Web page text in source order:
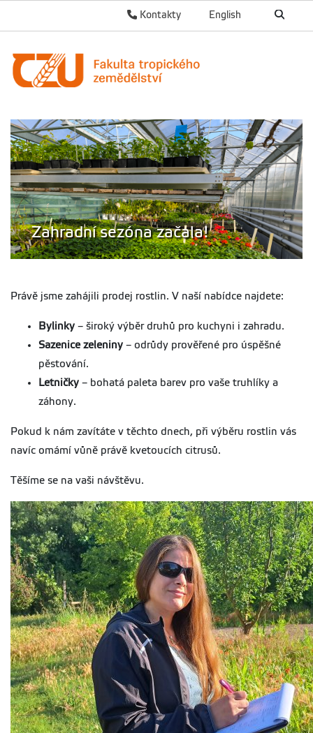
English
Kontakty
Zahradní sezóna začala!
Právě jsme zahájili prodej rostlin. V naší nabídce najdete:
Bylinky – široký výběr druhů pro kuchyni i zahradu.
Sazenice zeleniny – odrůdy prověřené pro úspěšné
pěstování.
Letničky – bohatá paleta barev pro vaše truhlíky a
záhony.
Pokud k nám zavítáte v těchto dnech, při výběru rostlin vás
navíc omámí vůně právě kvetoucích citrusů.
Těšíme se na vaši návštěvu.